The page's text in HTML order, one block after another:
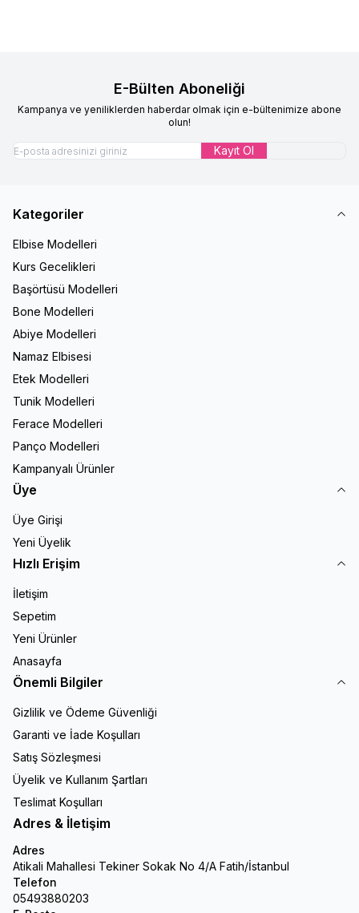
E-Bülten Aboneliği
Kampanya ve yeniliklerden haberdar olmak için e-bültenimize abone
olun!
Kayıt Ol
Kategoriler
Elbise Modelleri
Kurs Gecelikleri
Başörtüsü Modelleri
Bone Modelleri
Abiye Modelleri
Namaz Elbisesi
Etek Modelleri
Tunik Modelleri
Ferace Modelleri
Panço Modelleri
Kampanyalı Ürünler
Üye
Üye Girişi
Yeni Üyelik
Hızlı Erişim
İletişim
Sepetim
Yeni Ürünler
Anasayfa
Önemli Bilgiler
Gizlilik ve Ödeme Güvenliği
Garanti ve İade Koşulları
Satış Sözleşmesi
Üyelik ve Kullanım Şartları
Teslimat Koşulları
Adres & İletişim
Adres
Atikali Mahallesi Tekiner Sokak No 4/A Fatih/İstanbul
Telefon
05493880203